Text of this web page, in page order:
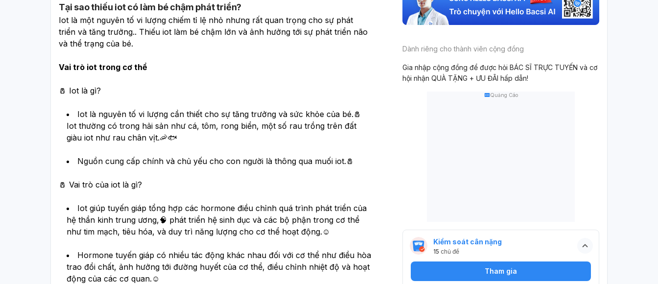
Tại sao thiếu iot có làm bé chậm phát triển?
Iot là một nguyên tố vi lượng chiếm tỉ lệ nhỏ nhưng rất quan trọng cho sự phát
triển và tăng trưởng.. Thiếu iot làm bé chậm lớn và ảnh hưởng tới sự phát triển não
và thể trạng của bé.
Vai trò iot trong cơ thể
🧂 Iot là gì?
Iot là nguyên tố vi lượng cần thiết cho sự tăng trưởng và sức khỏe của bé.🧂
Iot thường có trong hải sản như cá, tôm, rong biển, một số rau trồng trên đất
giàu iot như rau chân vịt.🦐🐟
Nguồn cung cấp chính và chủ yếu cho con người là thông qua muối iot.🧂
🧂 Vai trò của iot là gì?
Iot giúp tuyến giáp tổng hợp các hormone điều chỉnh quá trình phát triển của
hệ thần kinh trung ương,🧠 phát triển hệ sinh dục và các bộ phận trong cơ thể
như tim mạch, tiêu hóa, và duy trì năng lượng cho cơ thể hoạt động.☺️
Hormone tuyến giáp có nhiều tác động khác nhau đối với cơ thể như điều hòa
trao đổi chất, ảnh hưởng tới đường huyết của cơ thể, điều chỉnh nhiệt độ và hoạt
động của các cơ quan.☺️
Dành riêng cho thành viên cộng đồng
Gia nhập cộng đồng để được hỏi BÁC SĨ TRỰC TUYẾN và cơ
hội nhận QUÀ TẶNG + ƯU ĐÃI hấp dẫn!
Quảng Cáo
Kiểm soát cân nặng
15 chủ đề
Tham gia